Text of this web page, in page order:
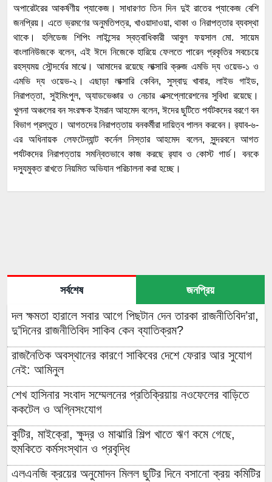
অপারেটরের আকর্ষণীয় প্যাকেজ। সাধারণত তিন দিন দুই রাতের প্যাকেজ বেশি
জনপ্রিয়। এতে ভ্রমণের অনুমতিপত্র, খাওয়াদাওয়া, থাকা ও নিরাপত্তার ব্যবস্থা
থাকে। হলিডেজ শিপিং লাইন্সের স্বত্বাধিকারী আবুল ফয়সাল মো. সায়েম
বাংলানিউজকে বলেন, এই ঈদে নিজেকে হারিয়ে ফেলতে পারেন প্রকৃতির সবচেয়ে
রহস্যময় সৌন্দর্যের মাঝে। আমাদের রয়েছে লাক্সারি ক্রুজ এমভি দ্য ওয়েভ-১ ও
এমভি দ্য ওয়েভ-২। এছাড়া লাক্সারি কেবিন, সুস্বাদু খাবার, লাইভ গাইড,
নিরাপত্তা, সুইমিংপুল, অ্যাডভেঞ্চার ও নেচার এক্সপ্লোরেশনের সুবিধা রয়েছে।
খুলনা অঞ্চলের বন সংরক্ষক ইমরান আহমেদ বলেন, ঈদের ছুটিতে পর্যটকদের বরণে বন
বিভাগ প্রস্তুত। আগতদের নিরাপত্তায় বনকর্মীরা দায়িত্ব পালন করবেন। র‌্যাব-৬-
এর অধিনায়ক লেফটেন্যান্ট কর্নেল নিস্তার আহমেদ বলেন, সুন্দরবনে আগত
পর্যটকদের নিরাপত্তায় সমন্বিতভাবে কাজ করছে র‌্যাব ও কোস্ট গার্ড। বনকে
দস্যুমুক্ত রাখতে নিয়মিত অভিযান পরিচালনা করা হচ্ছে।
সর্বশেষ জনপ্রিয়
দল ক্ষমতা হারালে সবার আগে পিছটান দেন তারকা রাজনীতিবিদ’রা,
দু’দিনের রাজনীতিবিদ সাকিব কেন ব্যাতিক্রম?
রাজনৈতিক অবস্থানের কারণে সাকিবের দেশে ফেরার আর সুযোগ
নেই: আমিনুল
শেখ হাসিনার সংবাদ সম্মেলনের প্রতিক্রিয়ায় নওফেলের বাড়িতে
ককটেল ও অগ্নিসংযোগ
কুটির, মাইক্রো, ক্ষুদ্র ও মাঝারি শিল্প খাতে ঋণ কমে গেছে,
হুমকিতে কর্মসংস্থান ও প্রবৃদ্ধি
এলএনজি ক্রয়ের অনুমোদন মিলল ছুটির দিনে বসানো ক্রয় কমিটির